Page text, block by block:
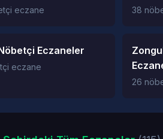
eczane 38
Eczaneler
eczane
26